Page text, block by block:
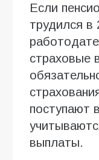
Если
трудился в
страховые
поступают
выплаты.